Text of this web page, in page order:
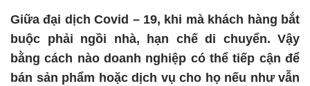
Giữa đại dịch Covid – 19, khi mà khách hàng bắt
buộc phải ngồi nhà, hạn chế di chuyển. Vậy
bằng cách nào doanh nghiệp có thể tiếp cận để
bán sản phẩm hoặc dịch vụ cho họ nếu như vẫn